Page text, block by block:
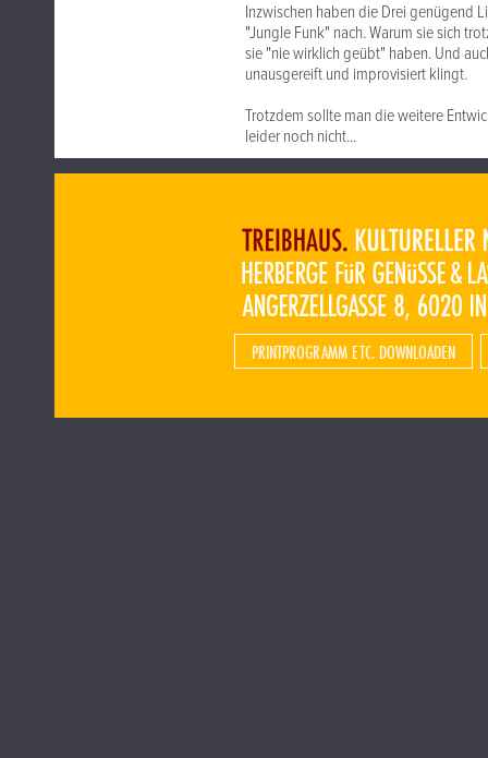
Inzwischen haben die Drei genügend
"Jungle Funk" nach. Warum sie sich
sie "nie wirklich geübt" haben. Und
unausgereift und improvisiert klingt.
Trotzdem sollte man die weitere
leider noch nicht...
PRINTPROGRAMM ETC. DOWNLOADEN